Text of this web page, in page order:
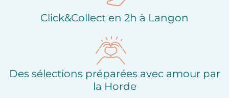
Click&Collect en 2h à Langon
Des sélections préparées avec amour par
la Horde